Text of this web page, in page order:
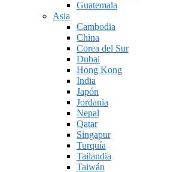
Guatemala
Asia
Cambodia
China
Corea del Sur
Dubai
Hong Kong
India
Japón
Jordania
Nepal
Qatar
Singapur
Turquía
Tailandia
Taiwán